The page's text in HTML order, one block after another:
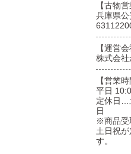
【古物
兵庫県
【運営会
株式会社
【営業時
平日
定休日…
日
※商品受
土日祝
す。